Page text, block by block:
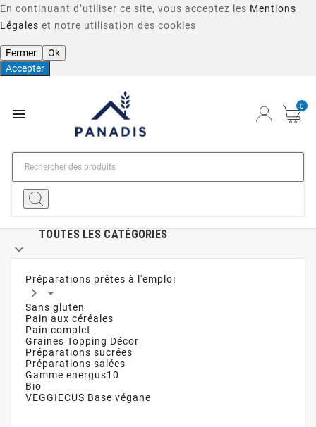
En continuant d’utiliser ce site, vous acceptez les Mentions
Légales et notre utilisation des cookies
Fermer
Ok
Accepter
 0
TOUTES LES CATÉGORIES

Préparations prêtes à l'emploi
 
Sans gluten
Pain aux céréales
Pain complet
Graines Topping Décor
Préparations sucrées
Préparations salées
Gamme energus10
Bio
VEGGIECUS Base végane